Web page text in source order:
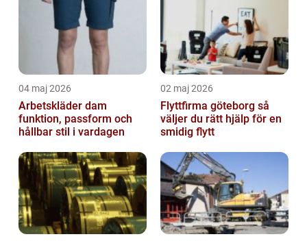
04 maj 2026
Arbetskläder dam
funktion, passform och
hållbar stil i vardagen
02 maj 2026
Flyttfirma göteborg så
väljer du rätt hjälp för en
smidig flytt